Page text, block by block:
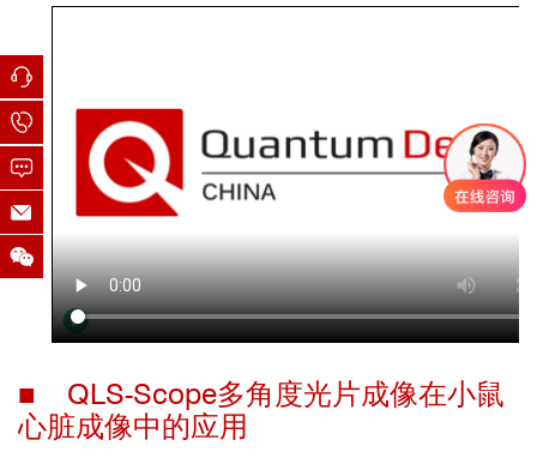
■ QLS-Scope多角度光片成像在小鼠
心脏成像中的应用
3D展示：小鼠全脑核染2X